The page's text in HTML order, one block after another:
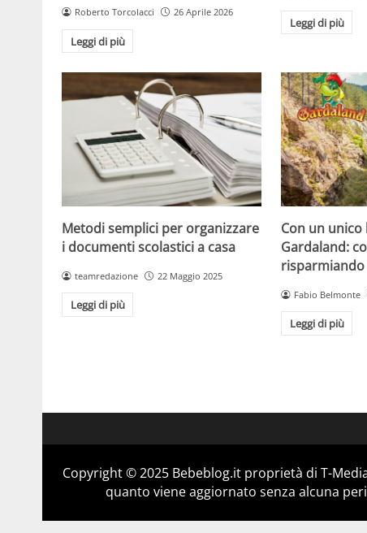
Roberto Torcolacci 26 Aprile 2026
Leggi di più
Leggi di più
Metodi semplici per organizzare
i documenti scolastici a casa
teamredazione 22 Maggio 2025
Leggi di più
Con un
Gardaland:
risparmiando
Fabio Belmonte
Leggi di più
Copyright © 2025 Bebeblog.it proprietà di T-
quanto viene aggiornato senza alcuna